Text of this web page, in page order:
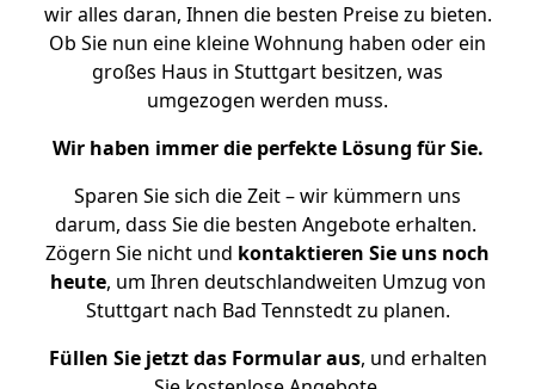
wir alles daran, Ihnen die besten Preise zu bieten.
Ob Sie nun eine kleine Wohnung haben oder ein
großes Haus in Stuttgart besitzen, was
umgezogen werden muss.
Wir haben immer die perfekte Lösung für Sie.
Sparen Sie sich die Zeit – wir kümmern uns
darum, dass Sie die besten Angebote erhalten.
Zögern Sie nicht und kontaktieren Sie uns noch
heute, um Ihren deutschlandweiten Umzug von
Stuttgart nach Bad Tennstedt zu planen.
Füllen Sie jetzt das Formular aus, und erhalten